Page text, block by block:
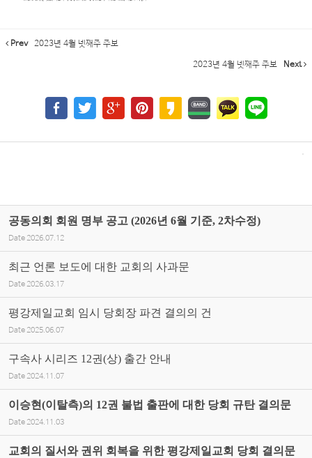
Prev 2023년 4월 넷째주 주보
2023년 4월 넷째주 주보 Next
공동의회 회원 명부 공고 (2026년 6월 기준, 2차수정)
Date 2026.07.12
최근 언론 보도에 대한 교회의 사과문
Date 2026.03.17
평강제일교회 임시 당회장 파견 결의의 건
Date 2025.06.07
구속사 시리즈 12권(상) 출간 안내
Date 2024.11.07
이승현(이탈측)의 12권 불법 출판에 대한 당회 규탄 결의문
Date 2024.11.03
교회의 질서와 권위 회복을 위한 평강제일교회 당회 결의문